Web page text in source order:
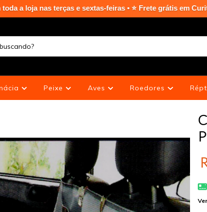
feiras • ⭐ Frete grátis em Curitiba Capital nas
Peixe Aves Roedores